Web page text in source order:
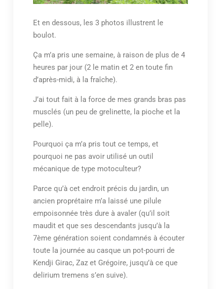
Et en dessous, les 3 photos illustrent le
boulot.
Ça m’a pris une semaine, à raison de plus de 4
heures par jour (2 le matin et 2 en toute fin
d’après-midi, à la fraîche).
J’ai tout fait à la force de mes grands bras pas
musclés (un peu de grelinette, la pioche et la
pelle).
Pourquoi ça m’a pris tout ce temps, et
pourquoi ne pas avoir utilisé un outil
mécanique de type motoculteur?
Parce qu’à cet endroit précis du jardin, un
ancien proprétaire m’a laissé une pilule
empoisonnée très dure à avaler (qu’il soit
maudit et que ses descendants jusqu’à la
7ème génération soient condamnés à écouter
toute la journée au casque un pot-pourri de
Kendji Girac, Zaz et Grégoire, jusqu’à ce que
delirium tremens s’en suive).